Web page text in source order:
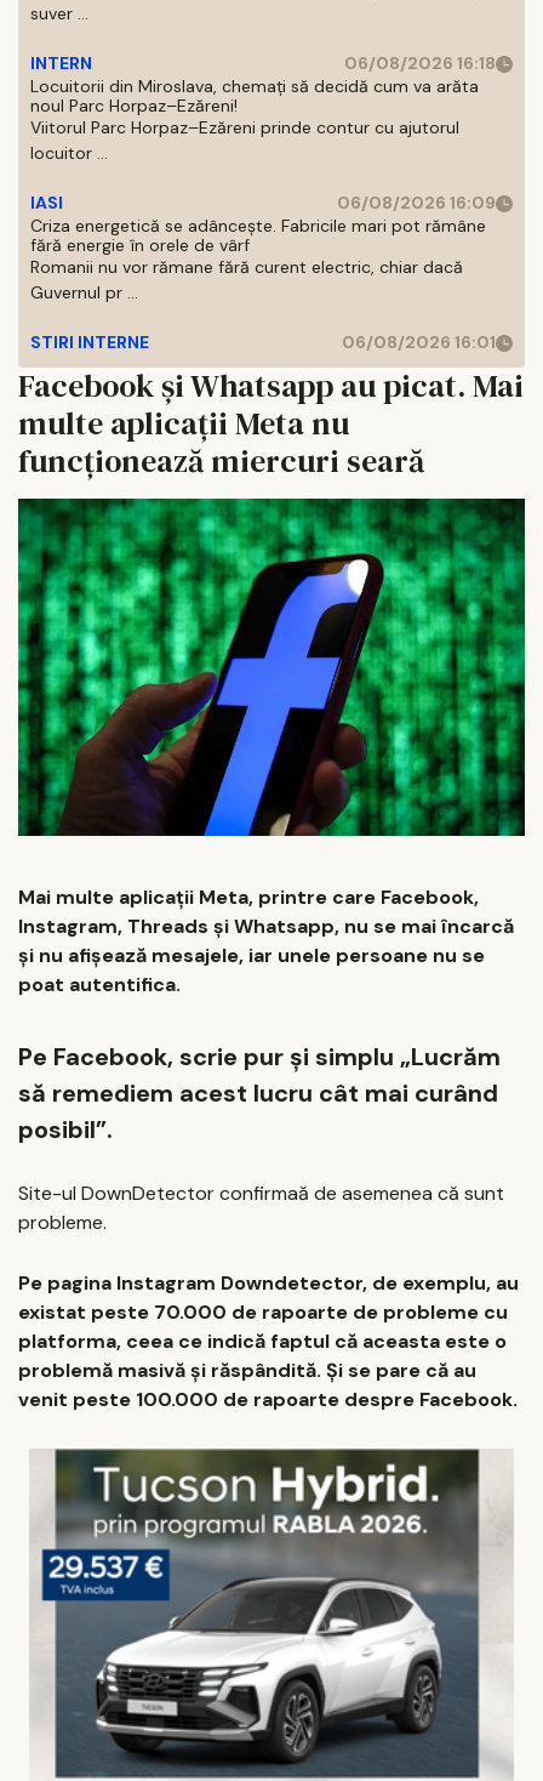
suver ...
INTERN
06/08/2026 16:18
Locuitorii din Miroslava, chemați să decidă cum va arăta
noul Parc Horpaz–Ezăreni!
Viitorul Parc Horpaz–Ezăreni prinde contur cu ajutorul
locuitor ...
IASI
06/08/2026 16:09
Criza energetică se adâncește. Fabricile mari pot rămâne
fără energie în orele de vârf
Romanii nu vor rămane fără curent electric, chiar dacă
Guvernul pr ...
STIRI INTERNE 06/08/2026 16:01
Facebook și Whatsapp au picat. Mai
multe aplicații Meta nu
funcționează miercuri seară
Mai multe aplicații Meta, printre care Facebook,
Instagram, Threads și Whatsapp, nu se mai încarcă
și nu afișează mesajele, iar unele persoane nu se
poat autentifica.
Pe Facebook, scrie pur și simplu „Lucrăm
să remediem acest lucru cât mai curând
posibil”.
Site-ul DownDetector confirmaă de asemenea că sunt
probleme.
Pe pagina Instagram Downdetector, de exemplu, au
existat peste 70.000 de rapoarte de probleme cu
platforma, ceea ce indică faptul că aceasta este o
problemă masivă și răspândită. Și se pare că au
venit peste 100.000 de rapoarte despre Facebook.